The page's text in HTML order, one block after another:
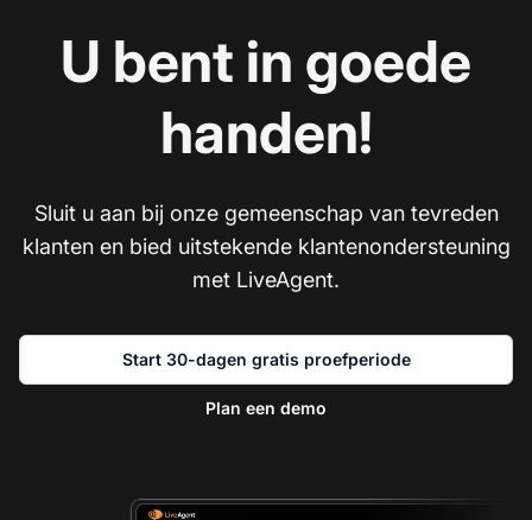
U bent in goede
handen!
Sluit u aan bij onze gemeenschap van tevreden
klanten en bied uitstekende klantenondersteuning
met LiveAgent.
Start 30-dagen gratis proefperiode
Plan een demo